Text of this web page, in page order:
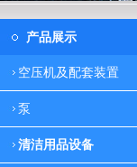
产品展示
空压机及配套装置
泵
清洁用品设备